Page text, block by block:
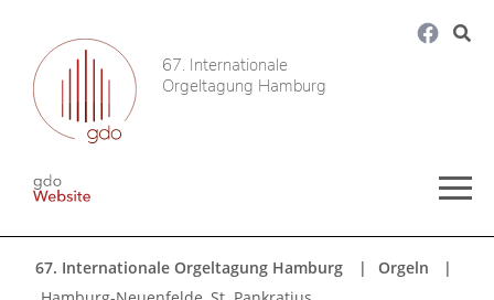
67. Internationale
Orgeltagung Hamburg
67. Internationale Orgeltagung Hamburg
Orgeln